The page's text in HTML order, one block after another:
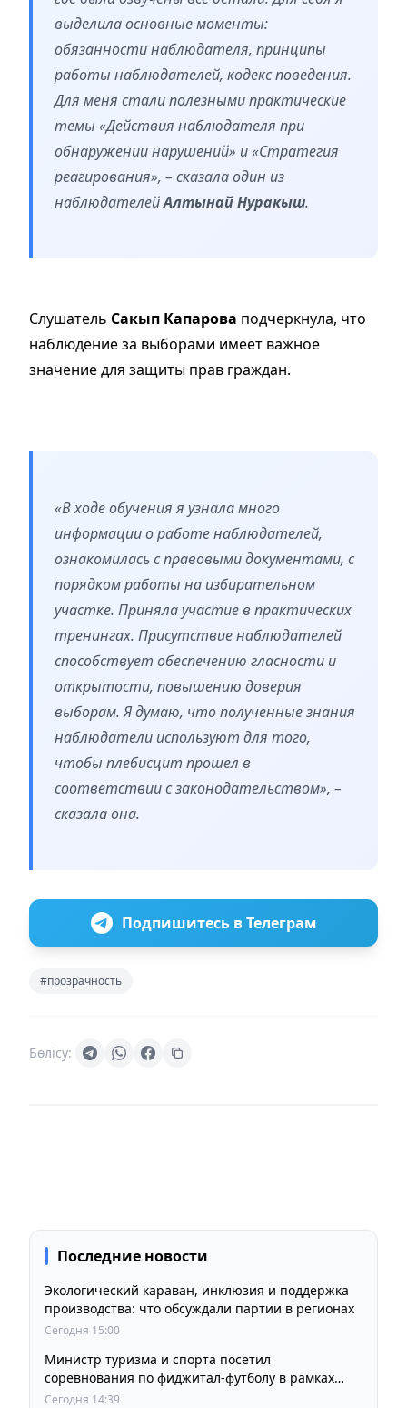
выделила основные моменты:
обязанности наблюдателя, принципы
работы наблюдателей, кодекс поведения.
Для меня стали полезными практические
темы «Действия наблюдателя при
обнаружении нарушений» и «Стратегия
реагирования», – сказала один из
наблюдателейАлтынай Нуракыш.
Слушатель Сакып Капарова подчеркнула, что
наблюдение за выборами имеет важное
значение для защиты прав граждан.
«В ходе обучения я узнала много
информации о работе наблюдателей,
ознакомилась с правовыми документами, с
порядком работы на избирательном
участке. Приняла участие в практических
тренингах. Присутствие наблюдателей
способствует обеспечению гласности и
открытости, повышению доверия
выборам. Я думаю, что полученные знания
наблюдатели используют для того,
чтобы плебисцит прошел в
соответствии с законодательством», –
сказала она.
Подпишитесь в Телеграм
#прозрачность
Бөлісу:
Последние новости
Экологический караван, инклюзия и поддержка
производства: что обсуждали партии в регионах
Сегодня 15:00
Министр туризма и спорта посетил
соревнования по фиджитал-футболу в рамках
«Игр Будущего 2026»
Сегодня 14:39